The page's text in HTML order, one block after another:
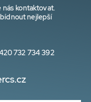
nás kontaktovat.
nejlepší
732 734 392